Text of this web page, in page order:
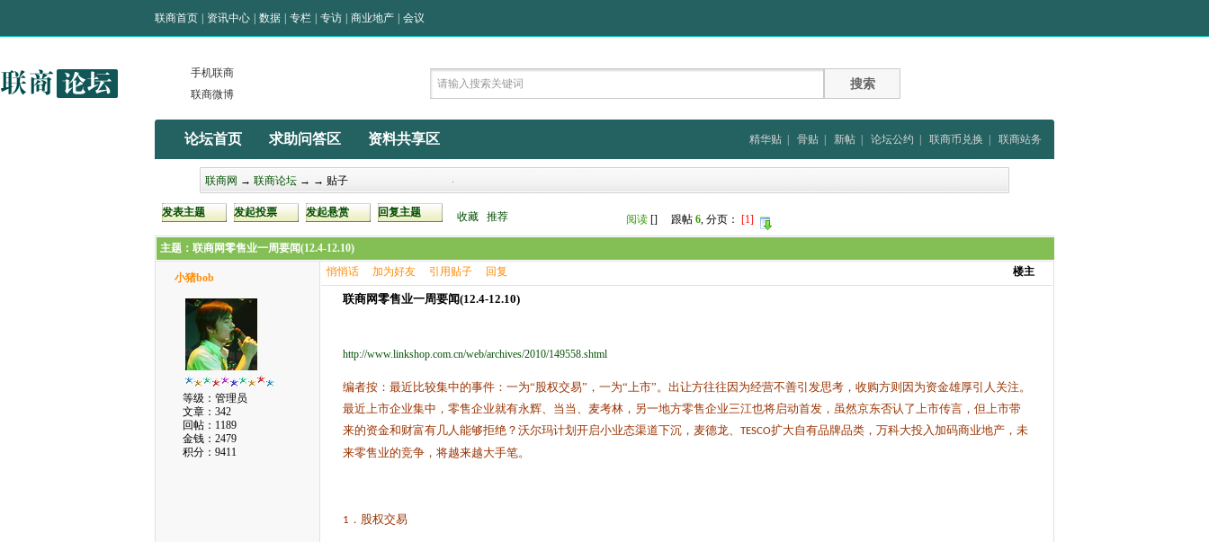
联商首页 资讯中心 数据 专栏 专访 商业地产 会议
手机联商
联商微博
论坛首页 求助问答区 资料共享区 精华贴 骨贴 新帖 论坛公约 联商币兑换 联商站务
联商网 → 联商论坛 → → 贴子
发表主题 发起投票 发起悬赏 回复主题 收藏 推荐 阅读 [] 跟帖 6, 分页： [1]
主题：联商网零售业一周要闻(12.4-12.10)
小猪bob
等级：管理员
文章：342
回帖：1189
金钱：2479
积分：9411
悄悄话 加为好友 引用贴子 回复 楼主
联商网零售业一周要闻(12.4-12.10)
http://www.linkshop.com.cn/web/archives/2010/149558.shtml
编者按：最近比较集中的事件：一为“股权交易”，一为“上市”。出让方往往因为经营不善引发思考，收购方则因为资金雄厚引人关注。
最近上市企业集中，零售企业就有永辉、当当、麦考林，另一地方零售企业三江也将启动首发，虽然京东否认了上市传言，但上市带
来的资金和财富有几人能够拒绝？沃尔玛计划开启小业态渠道下沉，麦德龙、
TESCO扩大自有品牌品类，万科大投入加码商业地产，未
来零售业的竞争，将越来越大手笔。
1 ．股权交易